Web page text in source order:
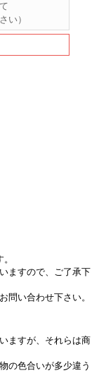
い）
ますので、ご了承下
問い合わせ下さい。
ますが、それらは商
の色合いが多少違う